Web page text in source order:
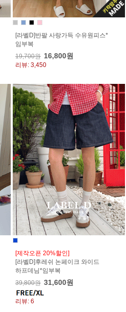
[라벨D]반팔 사랑가득 수유원피스*
임부복
19,700원 16,800원
리뷰: 3,450
[제작오픈 20%할인]
[라벨D]후레쉬 논페이크 와이드
하프데님*임부복
39,800원 31,600원
리뷰: 6